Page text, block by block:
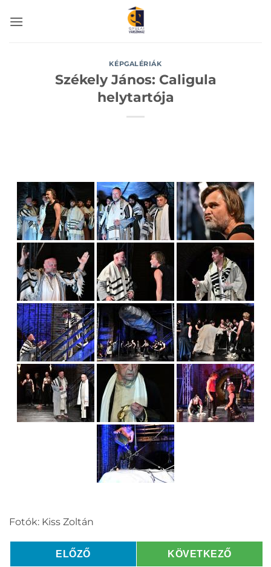
KÉPGALÉRIÁK
Székely János: Caligula
helytartója
Fotók: Kiss Zoltán
ELŐZŐ KÖVETKEZŐ